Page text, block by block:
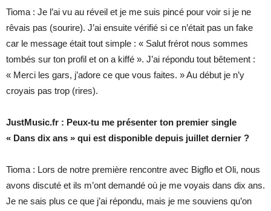
Tioma : Je l’ai vu au réveil et je me suis pincé pour voir si je ne
rêvais pas (sourire). J’ai ensuite vérifié si ce n’était pas un fake
car le message était tout simple : « Salut frérot nous sommes
tombés sur ton profil et on a kiffé ». J’ai répondu tout bêtement :
« Merci les gars, j’adore ce que vous faites. » Au début je n’y
croyais pas trop (rires).
JustMusic.fr : Peux-tu me présenter ton premier single
« Dans dix ans » qui est disponible depuis juillet dernier ?
Tioma : Lors de notre première rencontre avec Bigflo et Oli, nous
avons discuté et ils m’ont demandé où je me voyais dans dix ans.
Je ne sais plus ce que j’ai répondu, mais je me souviens qu’on